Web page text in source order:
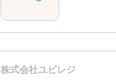
株式会社ユビレジ